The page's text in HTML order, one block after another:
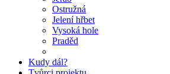
Ostružná
Jelení hřbet
Vysoká hole
Praděd
Kudy dál?